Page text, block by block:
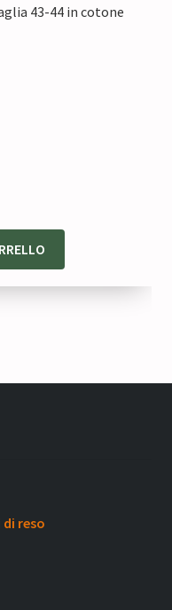
43-44 in cotone
reso